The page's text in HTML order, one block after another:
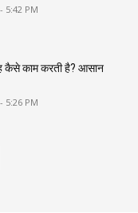
5:42 PM
कैसे काम करती है? आसान
5:26 PM